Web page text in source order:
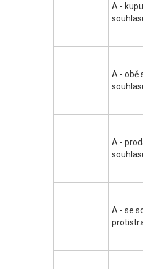
A -
A - obě
A -
A - se